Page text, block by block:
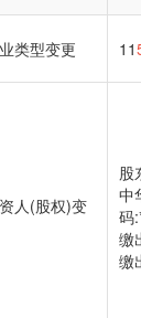
类型变更 11
人(股权)变
股
中
码
缴
缴